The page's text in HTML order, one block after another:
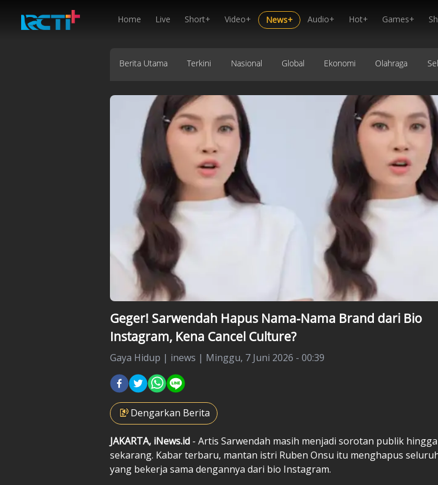
Home Live Short+ Video+ News+ Audio+ Hot+ Games+
Berita Utama Terkini Nasional Global Ekonomi Olahraga
Geger! Sarwendah Hapus Nama-Nama Brand dari Bio
Instagram, Kena Cancel Culture?
Gaya Hidup | inews | Minggu, 7 Juni 2026 - 00:39
Dengarkan Berita
JAKARTA, iNews.id - Artis Sarwendah masih menjadi sorotan publik hingga
sekarang. Kabar terbaru, mantan istri Ruben Onsu itu menghapus
yang bekerja sama dengannya dari bio Instagram.